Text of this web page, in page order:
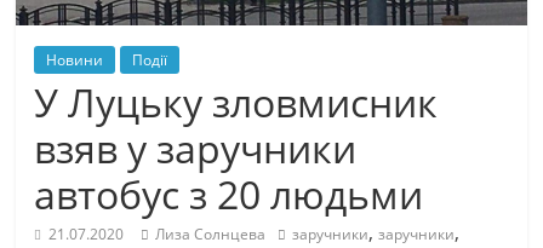
Новини Події
У Луцьку зловмисник
взяв у заручники
автобус з 20 людьми
21.07.2020 Лиза Солнцева заручники,заручники,